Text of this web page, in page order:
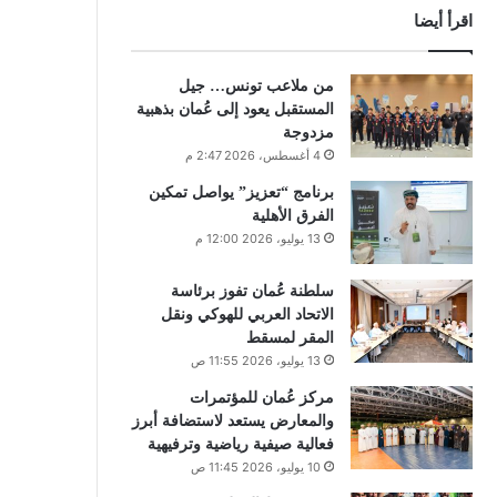
اقرأ أيضا
من ملاعب تونس… جيل
المستقبل يعود إلى عُمان بذهبية
مزدوجة
4 أغسطس، 2026 2:47 م
برنامج “تعزيز” يواصل تمكين
الفرق الأهلية
13 يوليو، 2026 12:00 م
سلطنة عُمان تفوز برئاسة
الاتحاد العربي للهوكي ونقل
المقر لمسقط
13 يوليو، 2026 11:55 ص
مركز عُمان للمؤتمرات
والمعارض يستعد لاستضافة أبرز
فعالية صيفية رياضية وترفيهية
10 يوليو، 2026 11:45 ص